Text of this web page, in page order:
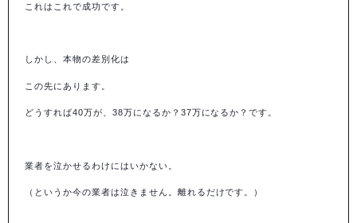
これはこれで成功です。
しかし、本物の差別化は
この先にあります。
どうすれば40万が、 38万になるか？ 37万になるか？です。
業者を泣かせるわけにはいかない。
（というか今の業者は泣きません。離れるだけです。）